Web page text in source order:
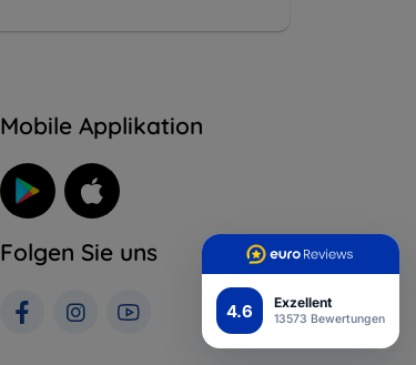
4.6 Exzellent
13573 Bewertungen
Mobile Applikation
Folgen Sie uns